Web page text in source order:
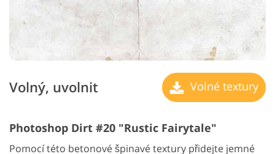
Volný, uvolnit Volné textury
Photoshop Dirt #20 "Rustic Fairytale"
Pomocí této betonové špinavé textury přidejte jemné